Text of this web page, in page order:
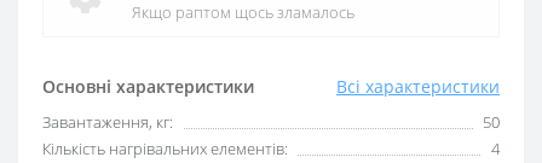
Основні характеристики Всі характеристики
Завантаження, кг:
50
Кількість нагрівальних елементів:
4
Якщо раптом щось зламалось